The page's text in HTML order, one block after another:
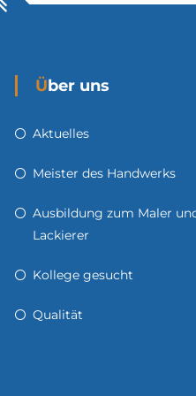
Über uns
Aktuelles
Meister des Handwerks
Ausbildung zum Maler
Lackierer
Kollege gesucht
Qualität